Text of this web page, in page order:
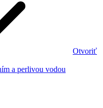
Otvoriť
a perlivou vodou